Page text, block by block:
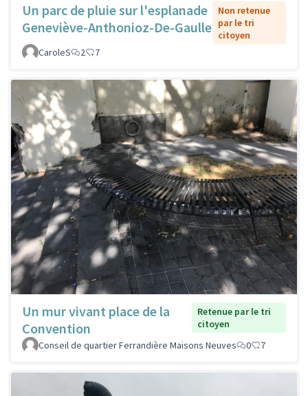
Un parc de pluie sur l'esplanade
Geneviève-Anthonioz-De-Gaulle
Non retenue
par le tri
citoyen
CaroleS
2 7
Un mur vivant place de la
Convention
Retenue par le tri
citoyen
Conseil de quartier Ferrandière Maisons Neuves
0 7